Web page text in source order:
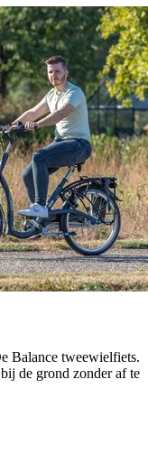
Balance tweewielfiets.
de grond zonder af te